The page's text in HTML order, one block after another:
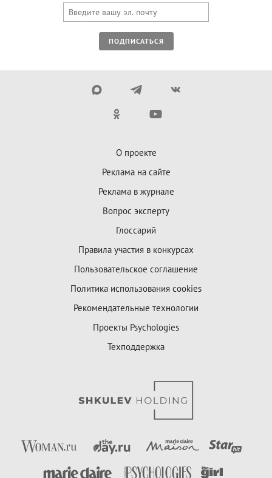
ПОДПИСАТЬСЯ
О проекте
Реклама на сайте
Реклама в журнале
Вопрос эксперту
Глоссарий
Правила участия в конкурсах
Пользовательское соглашение
Политика использования cookies
Рекомендательные технологии
Проекты Psychologies
Техподдержка